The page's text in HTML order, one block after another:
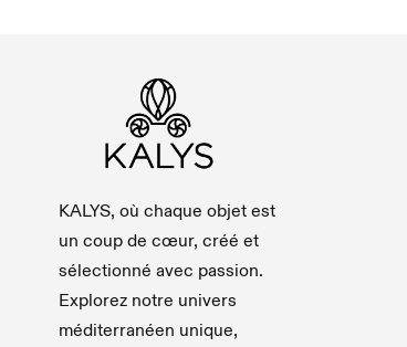
KALYS, où chaque objet est
un coup de cœur, créé et
sélectionné avec passion.
Explorez notre univers
méditerranéen unique,